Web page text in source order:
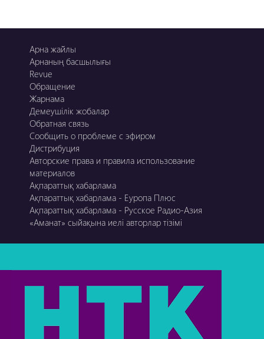
Арна жайлы
Арнаның басшылығы
Revue
Обращение
Жарнама
Демеушілік жобалар
Обратная связь
Сообщить о проблеме с эфиром
Дистрибуция
Авторские права и правила использование
материалов
Ақпараттық хабарлама
Ақпараттық хабарлама - Еуропа Плюс
Ақпараттық хабарлама - Русское Радио-Азия
«Аманат» сыйақына иелі авторлар тізімі